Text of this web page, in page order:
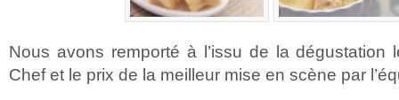
Nous avons remporté à l’issu de la
Chef et le prix de la meilleur mise en scène par